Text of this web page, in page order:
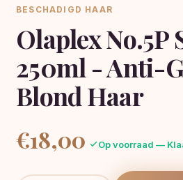
BESCHADIGD HAAR
Olaplex
250ml - Anti-
Blond Haar
€18,00 Op voorraad —